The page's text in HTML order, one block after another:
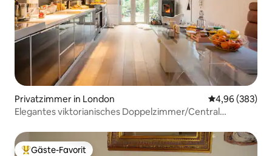
Privatzimmer in London
4,96 (383)
Elegantes viktorianisches Doppelzimmer/Central
Gäste-Favorit